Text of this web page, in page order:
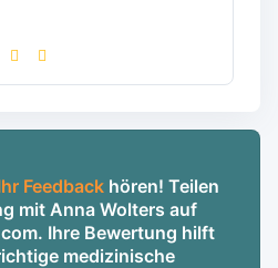
Feedbackhören! Teilen
mit Anna Wolters auf
Ihre Bewertung hilft
medizinische